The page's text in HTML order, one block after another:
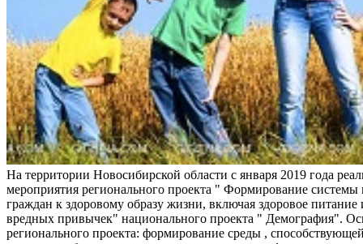
На территории Новосибирской области с января 2019 года
мероприятия регионального проекта " Формирование
граждан к здоровому образу жизни, включая здоровое питание
вредных привычек" национального проекта " Демография".
регионального проекта: формирование среды ,